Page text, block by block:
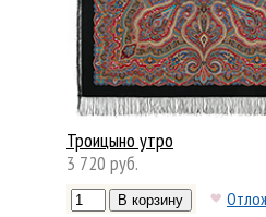
Троицыно утро
3 720 руб.